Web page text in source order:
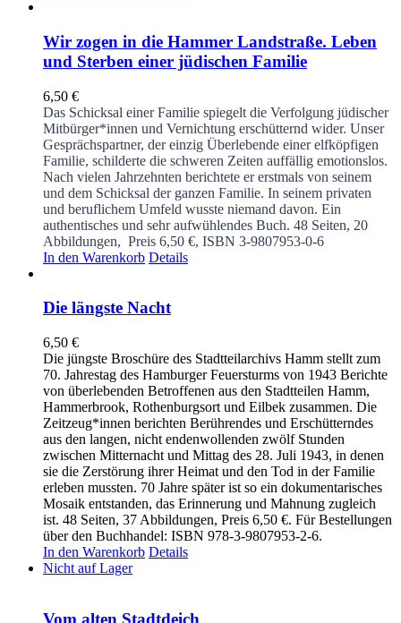
Wir zogen in die Hammer Landstraße. Leben
und Sterben einer jüdischen Familie
6,50 €
Das Schicksal einer Familie spiegelt die Verfolgung jüdischer
Mitbürger*innen und Vernichtung erschütternd wider. Unser
Gesprächspartner, der einzig Überlebende einer elfköpfigen
Familie, schilderte die schweren Zeiten auffällig emotionslos.
Nach vielen Jahrzehnten berichtete er erstmals von seinem
und dem Schicksal der ganzen Familie. In seinem privaten
und beruflichem Umfeld wusste niemand davon. Ein
authentisches und sehr aufwühlendes Buch. 48 Seiten, 20
Abbildungen, Preis 6,50 €, ISBN 3-9807953-0-6
In den Warenkorb Details
Die längste Nacht
6,50 €
Die jüngste Broschüre des Stadtteilarchivs Hamm stellt zum
70. Jahrestag des Hamburger Feuersturms von 1943 Berichte
von überlebenden Betroffenen aus den Stadtteilen Hamm,
Hammerbrook, Rothenburgsort und Eilbek zusammen. Die
Zeitzeug*innen berichten Berührendes und Erschütterndes
aus den langen, nicht endenwollenden zwölf Stunden
zwischen Mitternacht und Mittag des 28. Juli 1943, in denen
sie die Zerstörung ihrer Heimat und den Tod in der Familie
erleben mussten. 70 Jahre später ist so ein dokumentarisches
Mosaik entstanden, das Erinnerung und Mahnung zugleich
ist. 48 Seiten, 37 Abbildungen, Preis 6,50 €. Für Bestellungen
über den Buchhandel: ISBN 978-3-9807953-2-6.
In den Warenkorb Details
Nicht auf Lager
Vom alten Stadtdeich